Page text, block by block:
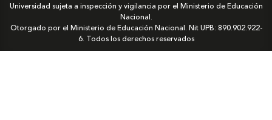
Universidad sujeta a inspección y vigilancia por el Ministerio de Educación
Nacional.
Otorgado por el Ministerio de Educación Nacional. Nit UPB: 890.902.922-
6. Todos los derechos reservados